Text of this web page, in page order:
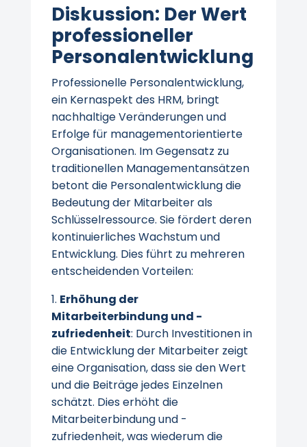
Diskussion: Der Wert
professioneller
Personalentwicklung
Professionelle Personalentwicklung,
ein Kernaspekt des HRM, bringt
nachhaltige Veränderungen und
Erfolge für managementorientierte
Organisationen. Im Gegensatz zu
traditionellen Managementansätzen
betont die Personalentwicklung die
Bedeutung der Mitarbeiter als
Schlüsselressource. Sie fördert deren
kontinuierliches Wachstum und
Entwicklung. Dies führt zu mehreren
entscheidenden Vorteilen:
Erhöhung der
Mitarbeiterbindung und -
zufriedenheit: Durch Investitionen in
die Entwicklung der Mitarbeiter zeigt
eine Organisation, dass sie den Wert
und die Beiträge jedes Einzelnen
schätzt. Dies erhöht die
Mitarbeiterbindung und -
zufriedenheit, was wiederum die